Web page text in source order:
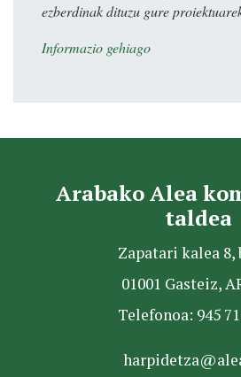
ezberdinak dituzu gure
Informazio gehiago
Arabako Alea
taldea
Zapatari kalea 8,
01001 Gasteiz,
Telefonoa: 945